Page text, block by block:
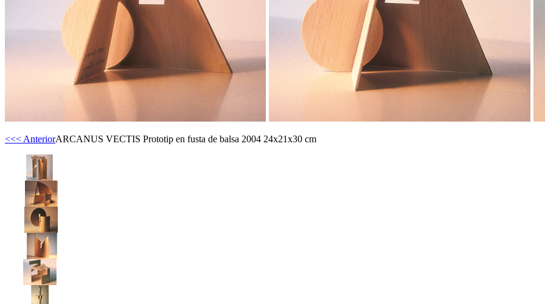
<<< AnteriorARCANUS VECTIS Prototip en fusta de balsa 2004 24x21x30 cm